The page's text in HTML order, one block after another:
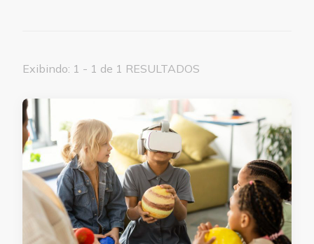
Exibindo: 1 - 1 de 1 RESULTADOS